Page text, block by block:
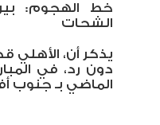
خط الهجوم:
الشحات
يذكر أن، الأهلي
دون رد، في
الماضي بـ جنوب